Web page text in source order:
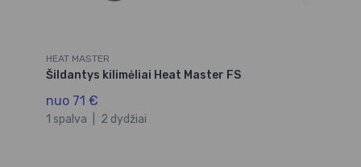
HEAT MASTER
Šildantys kilimėliai Heat Master FS
nuo 71 €
1 spalva 2 dydžiai